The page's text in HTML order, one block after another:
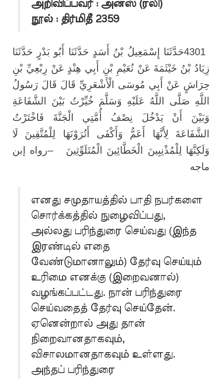
அறிவிப்பவர் : அனஸ் (ரலி)
நூல் : திர்மிதீ 2359
4301حَدَّثَنَا إِسْمَعِيلُ بْنُ أَسَدٍ حَدَّثَنَا أَبُو بَدْرٍ حَدَّثَنَا
زِيَادُ بْنُ خَيْثَمَةَ عَنْ نُعَيْمِ بْنِ أَبِي هِنْدٍ عَنْ رِبْعِيِّ بْنِ
حِرَاشٍ عَنْ أَبِي مُوسَى الْأَشْعَرِيِّ قَالَ قَالَ رَسُولُ
اللَّهِ صَلَّى اللَّهُ عَلَيْهِ وَسَلَّمَ خُيِّرْتُ بَيْنَ الشَّفَاعَةِ
وَبَيْنَ أَنْ يَدْخُلَ نِصْفُ أُمَّتِي الْجَنَّةَ فَاخْتَرْتُ
الشَّفَاعَةَ لِأَنَّهَا أَعَمُّ وَأَكْفَى أَتُرَوْنَهَا لِلْمُتَّقِينَ لَا
وَلَكِنَّهَا لِلْمُذْنِبِينَ الْخَطَّائِينَ الْمُتَلَوِّثِينَ
–رواه إبن
ماجه
எனது சமுதாயத்தில் பாதி நபர்களை
சொர்க்கத்தில் நுழைவிப்பது,
அல்லது பரிந்துரை செய்வது (இந்த
இரண்டில் எதை
வேண்டுமானாலும்) தேர்வு செய்யும்
உரிமை எனக்கு (இறைவனால்)
வழங்கப்பட்டது. நான் பரிந்துரை
செய்வதைத் தேர்வு செய்தேன்.
ஏனென்றால் அது தான்
நிறைவானதாகவும்,
விசாலமானதாகவும் உள்ளது.
அந்தப் பரிந்துரை